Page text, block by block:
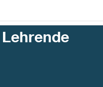
Lehrende